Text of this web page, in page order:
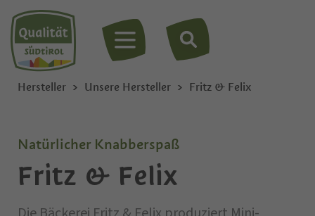
MENÜ
Hersteller Unsere Hersteller Fritz & Felix
Natürlicher Knabberspaß
Fritz & Felix